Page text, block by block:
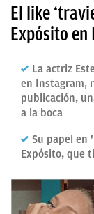
BALONCESTO
CANTERA
FICHAJES
DIRECTO
FEMENINO
PAPARAZZI
El like
Expósito
La actriz
en Instagram,
publicación,
a la boca
Su papel en
Expósito, que